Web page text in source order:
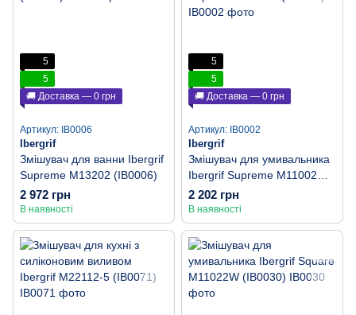
5
5
🚚 Доставка — 0 грн
Артикул: IB0006
Ibergrif
Змішувач для ванни Ibergrif
Supreme M13202 (IB0006)
2 972 грн
В наявності
5
5
🚚 Доставка — 0 грн
Артикул: IB0002
Ibergrif
Змішувач для умивальника
Ibergrif Supreme M11002
(IB0002)
2 202 грн
В наявності